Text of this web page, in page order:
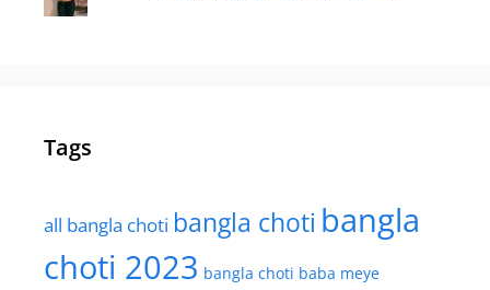
Tags
all bangla choti bangla choti bangla
choti 2023 bangla choti baba meye